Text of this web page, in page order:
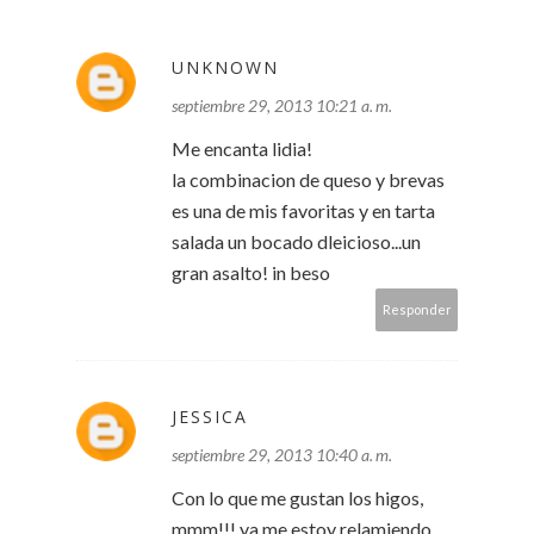
UNKNOWN
septiembre 29, 2013 10:21 a. m.
Me encanta lidia!
la combinacion de queso y brevas
es una de mis favoritas y en tarta
salada un bocado dleicioso...un
gran asalto! in beso
Responder
JESSICA
septiembre 29, 2013 10:40 a. m.
Con lo que me gustan los higos,
mmm!!! ya me estoy relamiendo